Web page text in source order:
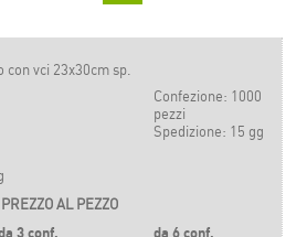
vci 23x30cm sp.
Confezione: 1000
pezzi
Spedizione: 15 gg
PREZZO AL PEZZO
3 conf.
da 6 conf.